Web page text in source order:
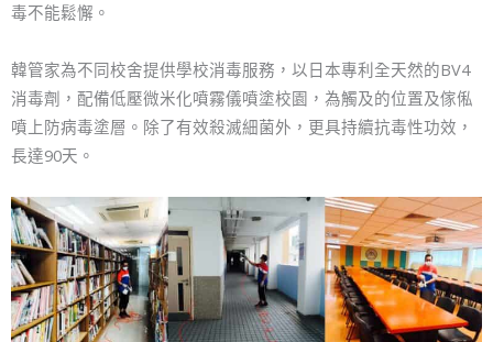
毒不能鬆懈。
韓管家為不同校舍提供學校消毒服務，以日本專利全天然的BV4
消毒劑，配備低壓微米化噴霧儀噴塗校園，為觸及的位置及傢俬
噴上防病毒塗層。除了有效殺滅細菌外，更具持續抗毒性功效，
長達90天。